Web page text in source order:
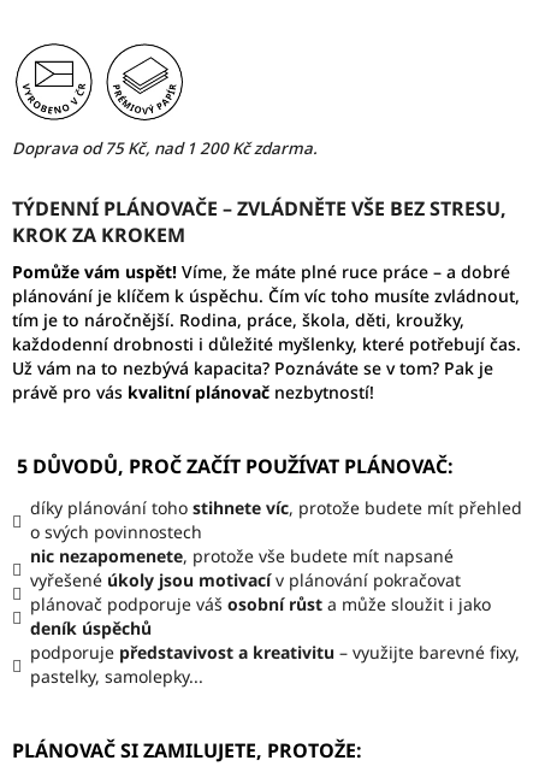
Doprava od 75 Kč, nad 1 200 Kč zdarma.
TÝDENNÍ PLÁNOVAČE – ZVLÁDNĚTE VŠE BEZ STRESU,
KROK ZA KROKEM
Pomůže vám uspět! Víme, že máte plné ruce práce – a dobré
plánování je klíčem k úspěchu. Čím víc toho musíte zvládnout,
tím je to náročnější. Rodina, práce, škola, děti, kroužky,
každodenní drobnosti i důležité myšlenky, které potřebují čas.
Už vám na to nezbývá kapacita? Poznáváte se v tom? Pak je
právě pro vás kvalitní plánovač nezbytností!
5 DŮVODŮ, PROČ ZAČÍT POUŽÍVAT PLÁNOVAČ:
díky plánování toho stihnete víc, protože budete mít přehled
o svých povinnostech
nic nezapomenete, protože vše budete mít napsané
vyřešené úkoly jsou motivacív plánování pokračovat
plánovač podporuje váš osobní růst a může sloužit i jako
deník úspěchů
podporuje představivost a kreativitu – využijte barevné fixy,
pastelky, samolepky...
PLÁNOVAČ SI ZAMILUJETE, PROTOŽE: